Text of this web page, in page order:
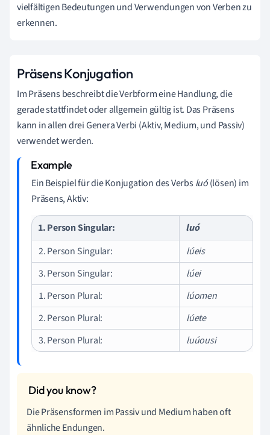
vielfältigen Bedeutungen und Verwendungen von Verben zu
erkennen.
Präsens Konjugation
Im Präsens beschreibt die Verbform eine Handlung, die
gerade stattfindet oder allgemein gültig ist. Das Präsens
kann in allen drei Genera Verbi (Aktiv, Medium, und Passiv)
verwendet werden.
Ein Beispiel für die Konjugation des Verbsluó(lösen) im
Präsens, Aktiv:
1. Person Singular:
luó
2. Person Singular:
lúeis
3. Person Singular:
lúei
1. Person Plural:
lúomen
2. Person Plural:
lúete
3. Person Plural:
luúousi
Die Präsensformen im Passiv und Medium haben oft
ähnliche Endungen.